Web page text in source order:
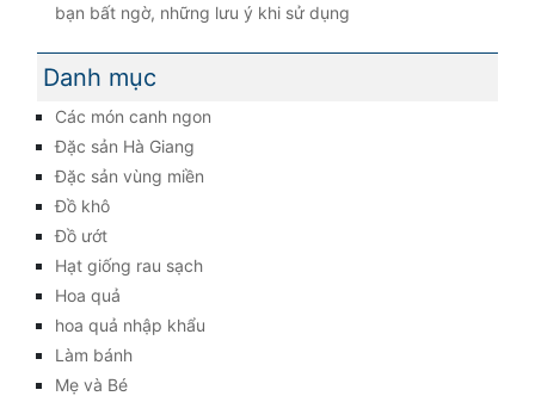
bạn bất ngờ, những lưu ý khi sử dụng
Danh mục
Các món canh ngon
Đặc sản Hà Giang
Đặc sản vùng miền
Đồ khô
Đồ ướt
Hạt giống rau sạch
Hoa quả
hoa quả nhập khẩu
Làm bánh
Mẹ và Bé